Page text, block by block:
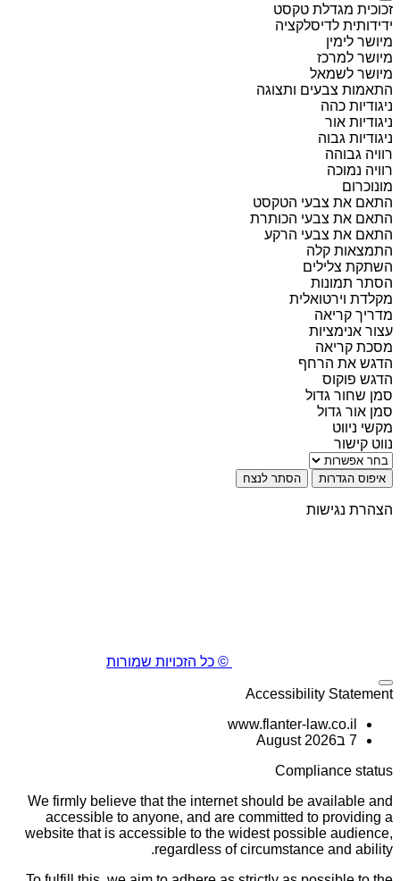
זכוכית מגדלת טקסט
ידידותית לדיסלקציה
מיושר לימין
מיושר למרכז
מיושר לשמאל
התאמות צבעים ותצוגה
ניגודיות כהה
ניגודיות אור
ניגודיות גבוה
רוויה גבוהה
רוויה נמוכה
מונוכרום
התאם את צבעי הטקסט
התאם את צבעי הכותרת
התאם את צבעי הרקע
התמצאות קלה
השתקת צלילים
הסתר תמונות
מקלדת וירטואלית
מדריך קריאה
עצור אנימציות
מסכת קריאה
הדגש את הרחף
הדגש פוקוס
סמן שחור גדול
סמן אור גדול
מקשי ניווט
נווט קישור
איפוס הגדרות הסתר לנצח
הצהרת נגישות
© כל הזכויות שמורות
Accessibility Statement
www.flanter-law.co.il
7 בAugust 2026
Compliance status
We firmly believe that the internet should be available and
accessible to anyone, and are committed to providing a
website that is accessible to the widest possible audience,
regardless of circumstance and ability.